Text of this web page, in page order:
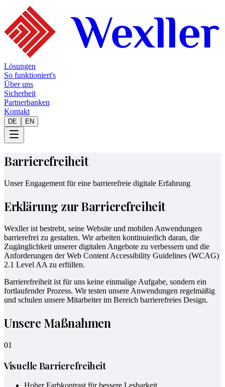
Lösungen
So funktioniert's
Über uns
Sicherheit
Partnerbanken
Kontakt
DE EN
Barrierefreiheit
Unser Engagement für eine barrierefreie digitale Erfahrung
Erklärung zur Barrierefreiheit
Wexller ist bestrebt, seine Website und mobilen Anwendungen
barrierefrei zu gestalten. Wir arbeiten kontinuierlich daran, die
Zugänglichkeit unserer digitalen Angebote zu verbessern und die
Anforderungen der Web Content Accessibility Guidelines (WCAG)
2.1 Level AA zu erfüllen.
Barrierefreiheit ist für uns keine einmalige Aufgabe, sondern ein
fortlaufender Prozess. Wir testen unsere Anwendungen regelmäßig
und schulen unsere Mitarbeiter im Bereich barrierefreies Design.
Unsere Maßnahmen
01
Visuelle Barrierefreiheit